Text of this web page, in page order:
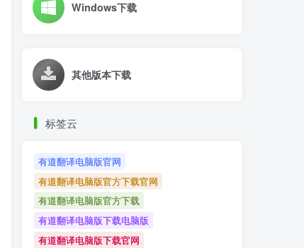
Windows下载
其他版本下载
标签云
有道翻译电脑版官网
有道翻译电脑版官方下载官网
有道翻译电脑版官方下载
有道翻译电脑版下载电脑版
有道翻译电脑版下载官网